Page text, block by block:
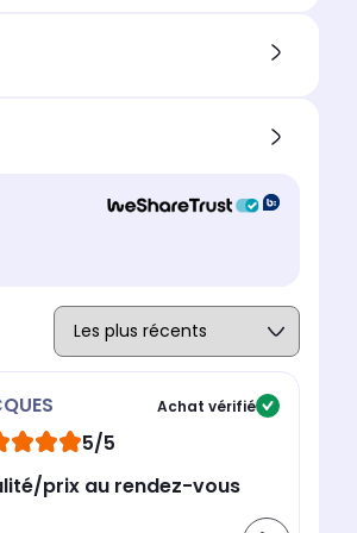
Achat vérifié
5/5
prix au rendez-vous